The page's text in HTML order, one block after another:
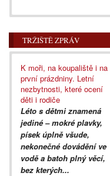
TRŽIŠTĚ ZPRÁV
K moři, na koupaliště i na
první prázdniny. Letní
nezbytnosti, které ocení
děti i rodiče
Léto s dětmi znamená
jediné – mokré plavky,
písek úplně všude,
nekonečné dovádění ve
vodě a batoh plný věcí,
bez kterých...